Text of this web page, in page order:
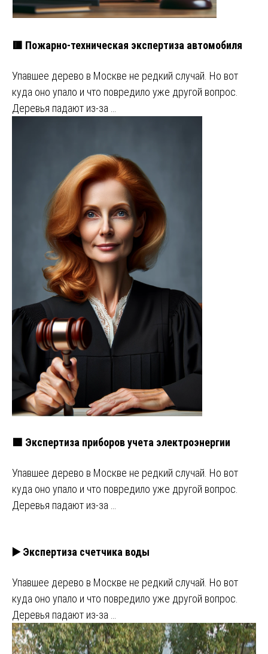
🟥 Пожарно-техническая экспертиза автомобиля
Упавшее дерево в Москве не редкий случай. Но вот
куда оно упало и что повредило уже другой вопрос.
Деревья падают из-за …
🟩 Экспертиза приборов учета электроэнергии
Упавшее дерево в Москве не редкий случай. Но вот
куда оно упало и что повредило уже другой вопрос.
Деревья падают из-за …
▶️ Экспертиза счетчика воды
Упавшее дерево в Москве не редкий случай. Но вот
куда оно упало и что повредило уже другой вопрос.
Деревья падают из-за …